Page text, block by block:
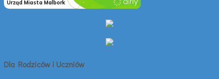
Dla Rodziców i Uczniów